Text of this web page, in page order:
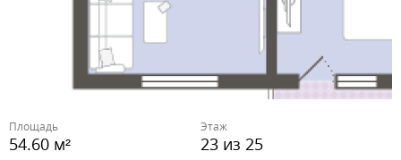
Площадь
54.60 м²
Этаж
23 из 25